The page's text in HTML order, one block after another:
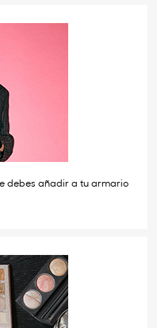
debes añadir a tu armario